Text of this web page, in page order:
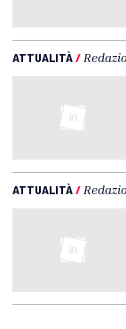
ATTUALITÀ/
ATTUALITÀ/